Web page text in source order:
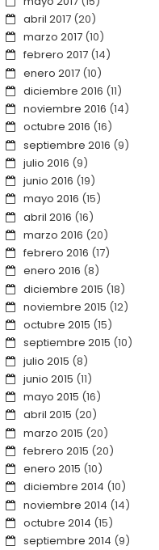
abril 2017(20)
marzo 2017(10)
febrero 2017(14)
enero 2017(10)
diciembre 2016 (11)
noviembre 2016 (14)
octubre 2016 (16)
septiembre 2016 (9)
julio 2016 (9)
junio 2016 (19)
mayo 2016 (15)
abril 2016 (16)
marzo 2016 (20)
febrero 2016 (17)
enero 2016 (8)
diciembre 2015 (18)
noviembre 2015 (12)
octubre 2015 (15)
septiembre 2015 (10)
julio 2015 (8)
junio 2015 (11)
mayo 2015 (16)
abril 2015 (20)
marzo 2015 (20)
febrero 2015 (20)
enero 2015 (10)
diciembre 2014 (10)
noviembre 2014 (14)
octubre 2014 (15)
septiembre 2014 (9)